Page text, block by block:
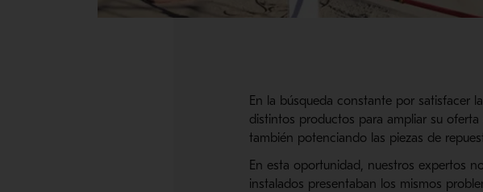
En la búsqueda constante por satisfacer
distintos productos para ampliar su
también potenciando las piezas de
En esta oportunidad, nuestros expertos
instalados presentaban los mismos